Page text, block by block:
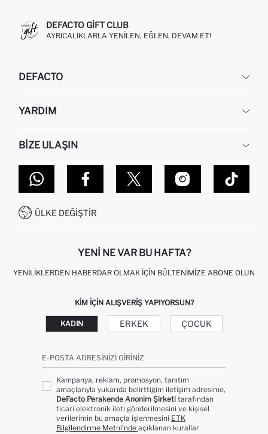
DEFACTO GIFT CLUB
AYRICALIKLARLA YENILEN, EĞLEN, DEVAM ET!
DEFACTO
HAKKIMIZDA
KURUMSAL SATIŞ
DEFACTO TEKNOLOJI
SITEMAP
YARDIM
SIPARIŞIMI NASIL TAKIP EDERIM?
NASIL İADE EDERIM?
GIFT CLUB SIKÇA SORULAN SORULAR
İŞLEM REHBERI
KAMPANYALAR
BIZE ULAŞIN
MAĞAZALARIMIZ
İLETIŞIM FORMU
0850 333 22 86
ÜLKE DEĞIŞTIR
YENI NE VAR BU HAFTA?
YENILIKLERDEN HABERDAR OLMAK İÇIN BÜLTENIMIZE ABONE OLUN
KIM IÇIN ALIŞVERIŞ YAPIYORSUN?
KADIN ERKEK ÇOCUK
E-POSTA ADRESINIZI GIRINIZ
Kampanya, reklam, promosyon, tanıtım
amaçlarıyla yukarıda belirttiğim iletişim adresime,
DeFacto Perakende Anonim Şirketi tarafından
ticari elektronik ileti gönderilmesini ve kişisel
verilerimin bu amaçla işlenmesini ETK
Bilgilendirme Metni’nde açıklanan kurallar